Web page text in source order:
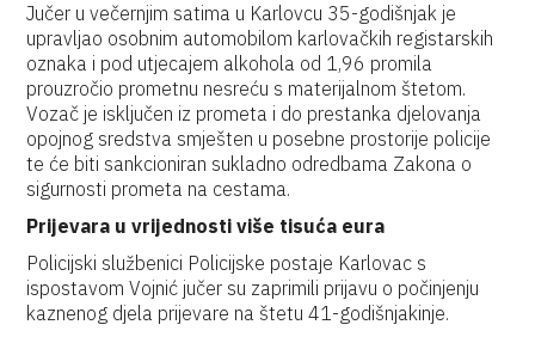
Jučer u večernjim satima u Karlovcu 35-godišnjak je
upravljao osobnim automobilom karlovačkih registarskih
oznaka i pod utjecajem alkohola od 1,96 promila
prouzročio prometnu nesreću s materijalnom štetom.
Vozač je isključen iz prometa i do prestanka djelovanja
opojnog sredstva smješten u posebne prostorije policije
te će biti sankcioniran sukladno odredbama Zakona o
sigurnosti prometa na cestama.
Prijevara u vrijednosti više tisuća eura
Policijski službenici Policijske postaje Karlovac s
ispostavom Vojnić jučer su zaprimili prijavu o počinjenju
kaznenog djela prijevare na štetu 41-godišnjakinje.